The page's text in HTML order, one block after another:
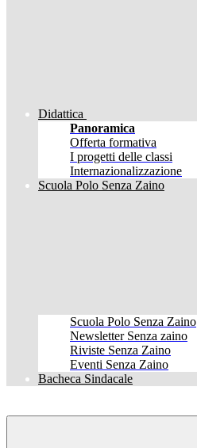
Didattica
Panoramica
Offerta formativa
I progetti delle classi
Internazionalizzazione
Scuola Polo Senza Zaino
Scuola Polo Senza Zaino
Newsletter Senza zaino
Riviste Senza Zaino
Eventi Senza Zaino
Bacheca Sindacale